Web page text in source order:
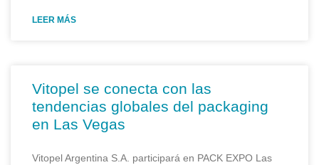
LEER MÁS
Vitopel se conecta con las
tendencias globales del packaging
en Las Vegas
Vitopel Argentina S.A. participará en PACK EXPO Las